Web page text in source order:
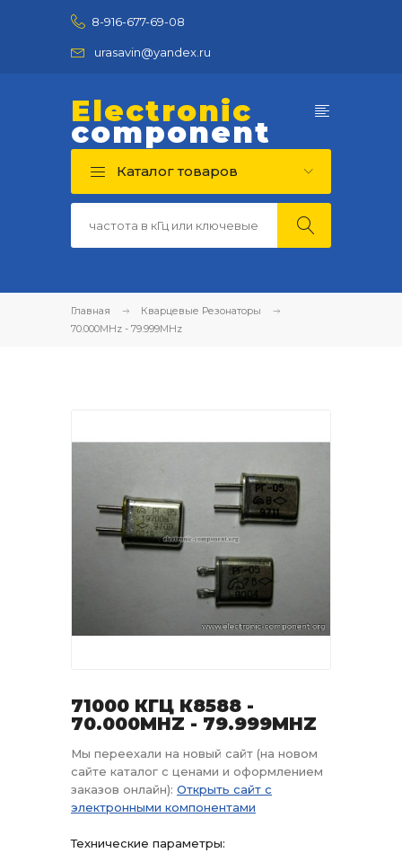
8-916-677-69-08
urasavin@yandex.ru
Electronic
component
Каталог товаров
Главная
Кварцевые Резонаторы
70.000MHz - 79.999MHz
71000 КГЦ К8588 -
70.000MHZ - 79.999MHZ
Мы переехали на новый сайт (на новом
сайте каталог с ценами и оформлением
заказов онлайн): Открыть сайт с
электронными компонентами
Технические параметры: